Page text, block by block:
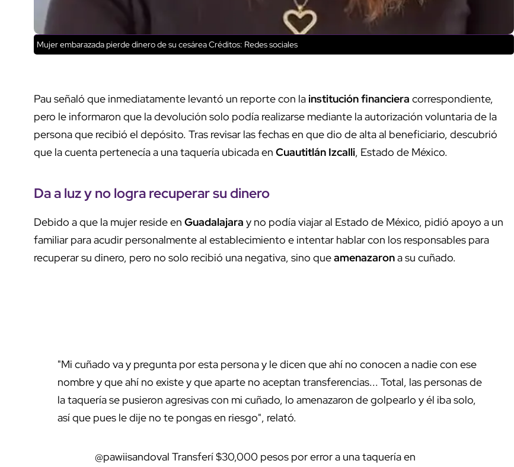
Mujer embarazada pierde dinero de su cesáreaCréditos: Redes sociales
Pau señaló que inmediatamente levantó un reporte con lainstitución financiera correspondiente,
pero le informaron que la devolución solo podía realizarse mediante la autorización voluntaria de la
persona que recibió el depósito. Tras revisar las fechas en que dio de alta al beneficiario, descubrió
que la cuenta pertenecía a una taquería ubicada en Cuautitlán Izcalli, Estado de México.
Da a luz y no logra recuperar su dinero
Debido a que la mujer reside en Guadalajara y no podía viajar al Estado de México, pidió apoyo a un
familiar para acudir personalmente al establecimiento e intentar hablar con los responsables para
recuperar su dinero, pero no solo recibió una negativa, sino queamenazarona su cuñado.
"Mi cuñado va y pregunta por esta persona y le dicen que ahí no conocen a nadie con ese
nombre y que ahí no existe y que aparte no aceptan transferencias... Total, las personas de
la taquería se pusieron agresivas con mi cuñado, lo amenazaron de golpearlo y él iba solo,
así que pues le dije no te pongas en riesgo", relató.
@pawiisandoval Transferí $30,000 pesos por error a una taquería en